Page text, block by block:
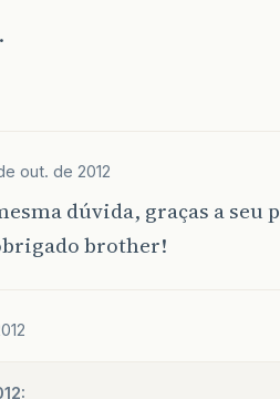
out. de 2012
dúvida, graças a seu
brother!